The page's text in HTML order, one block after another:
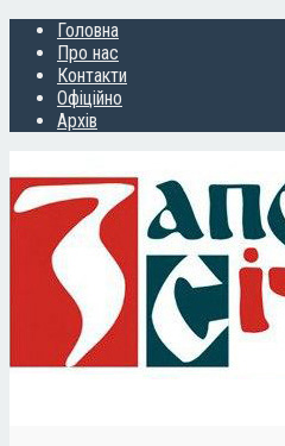
Головна
Про нас
Контакти
Офіційно
Архів